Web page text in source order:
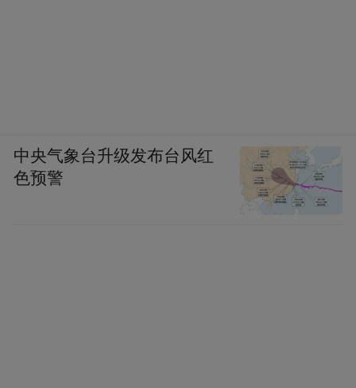
中央气象台升级发布台风红
色预警